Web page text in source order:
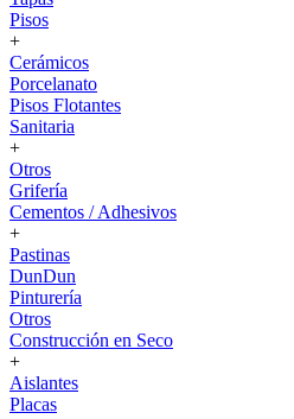
Pisos
+
Cerámicos
Porcelanato
Pisos Flotantes
Sanitaria
+
Otros
Grifería
Cementos / Adhesivos
+
Pastinas
DunDun
Pinturería
Otros
Construcción en Seco
+
Aislantes
Placas